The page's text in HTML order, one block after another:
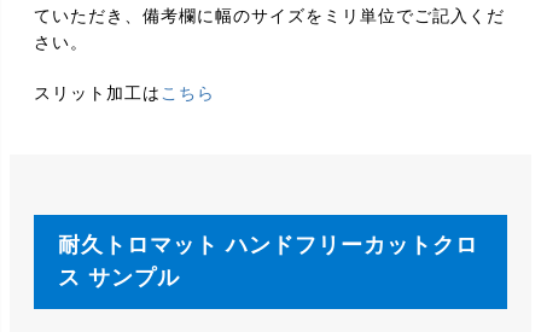
ていただき、備考欄に幅のサイズをミリ単位でご記入くだ
さい。
スリット加工は こちら
耐久トロマット ハンドフリーカットクロ
ス サンプル